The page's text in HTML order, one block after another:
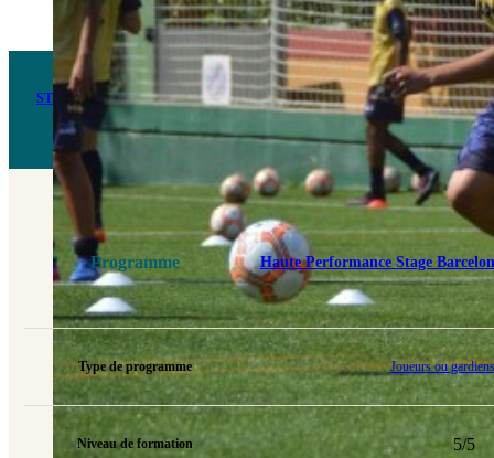
STAGE DE FOOTBALL DE HAUT NIVEAU À BARCELONE
Une technologie de pointe et une rigueur pédagogique pour transformer la passion des
Programme
Type de programme
Niveau de formation
Haute Performance Stage
Joueurs ou
5/5